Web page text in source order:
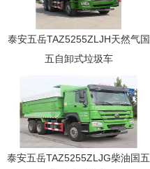
泰安五岳TAZ5255ZLJH天然气国
五自卸式垃圾车
泰安五岳TAZ5255ZLJG柴油国五